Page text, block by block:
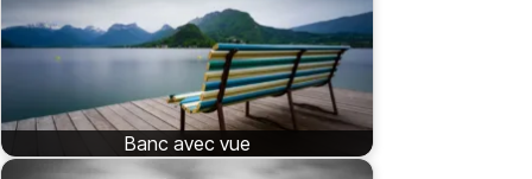
Banc avec vue